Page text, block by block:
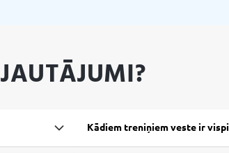
JAUTĀJUMI?
Kādiem treniņiem veste ir